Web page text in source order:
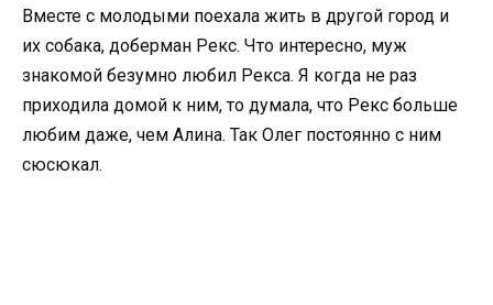
Вместе с молодыми поехала жить в другой город и
их собака, доберман Рекс. Что интересно, муж
знакомой безумно любил Рекса. Я когда не раз
приходила домой к ним, то думала, что Рекс больше
любим даже, чем Алина. Так Олег постоянно с ним
сюсюкал.